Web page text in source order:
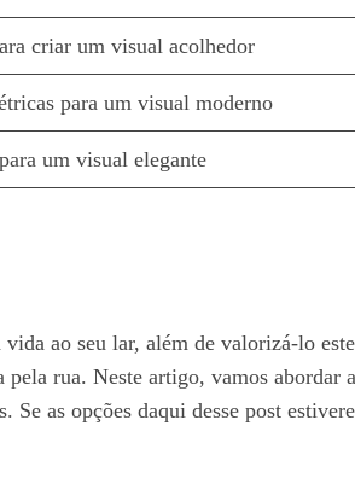
criar um visual acolhedor
para um visual moderno
um visual elegante
ao seu lar, além de valorizá-lo
rua. Neste artigo, vamos abordar
Se as opções daqui desse post